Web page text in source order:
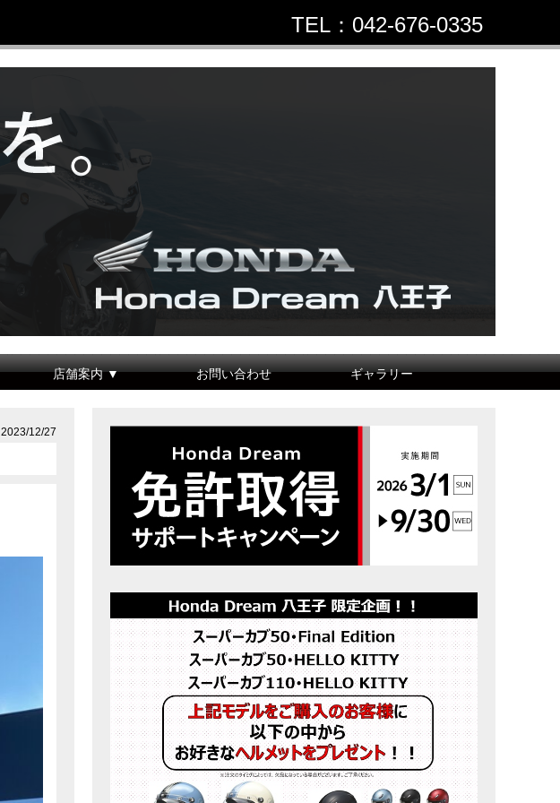
TEL：042-676-0335
店舗案内 ▼ お問い合わせ ギャラリー
2023/12/27